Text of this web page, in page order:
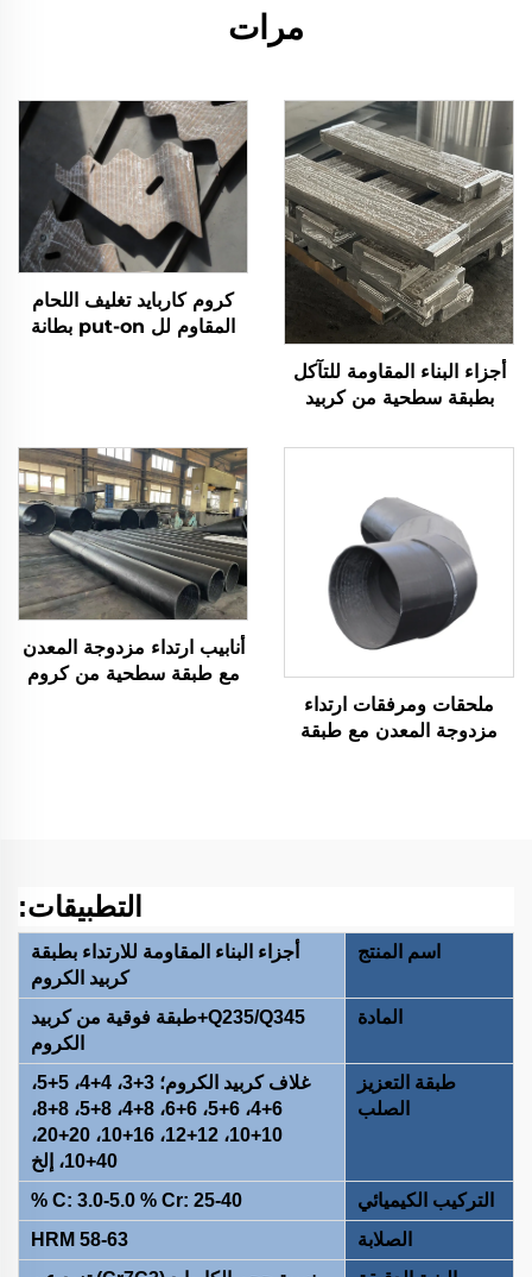
مرات
أجزاء البناء المقاومة للتآكل
بطبقة سطحية من كربيد
كروم كاربايد تغليف اللحام
المقاوم لل put-on بطانة
ملحقات ومرفقات ارتداء
مزدوجة المعدن مع طبقة
أنابيب ارتداء مزدوجة المعدن
مع طبقة سطحية من كروم
التطبيقات:
اسم المنتج
أجزاء البناء المقاومة للارتداء بطبقة
كربيد الكروم
المادة
Q235/Q345+طبقة فوقية من كربيد
الكروم
طبقة التعزيز
الصلب
غلاف كربيد الكروم؛ 3+3، 4+4، 5+5،
6+4، 6+5، 6+6، 8+4، 8+5، 8+8،
10+10، 12+12، 16+10، 20+20،
40+10، إلخ
التركيب الكيميائي
C: 3.0-5.0 % Cr: 25-40 %
الصلابة
HRM 58-63